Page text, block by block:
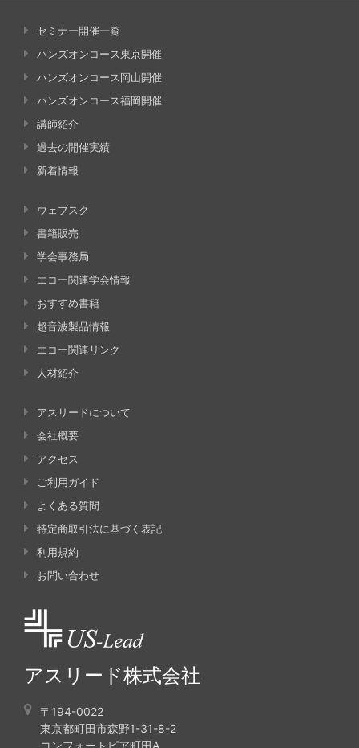
セミナー開催一覧
ハンズオンコース東京開催
ハンズオンコース岡山開催
ハンズオンコース福岡開催
講師紹介
過去の開催実績
新着情報
ウェブスク
書籍販売
学会事務局
エコー関連学会情報
おすすめ書籍
超音波製品情報
エコー関連リンク
人材紹介
アスリードについて
会社概要
アクセス
ご利用ガイド
よくある質問
特定商取引法に基づく表記
利用規約
お問い合わせ
アスリード株式会社
〒194-0022
東京都町田市森野1-31-8-2
コンフォートピア町田A